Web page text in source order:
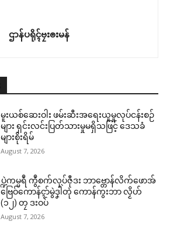
ဌာန်ပရိုၚ်ဗၠးၜးမန်
မူးယစ်ဆေးဝါး ဖမ်းဆီးအရေးယူမှုလုပ်ငန်းစဉ်
များ ရှင်းလင်းပြတ်သားမှုမရှိသဖြင့် ဒေသခံ
များစိုးရိမ်
August 7, 2026
ပ္ဍဲကမ္မရဳ ကွဳစက်လုပ်ဇီုဒး ဘာဗ္တောန်လိက်ဖောအ်
ဗြေဝ်ကောန်ၚာ်မွဲဒၞါဲတုဲ ကောန်ကွးဘာ လၟိဟ်
(၁၂) တၠ ဒးဝပ်
August 7, 2026